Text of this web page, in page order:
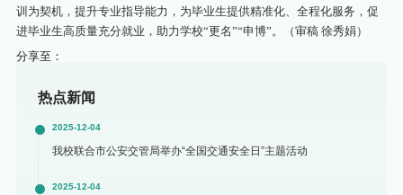
训为契机，提升专业指导能力，为毕业生提供精准化、全程化服务，促
进毕业生高质量充分就业，助力学校“更名”“申博”。（审稿 徐秀娟）
分享至：
热点新闻
2025-12-04
我校联合市公安交管局举办“全国交通安全日”主题活动
2025-12-04